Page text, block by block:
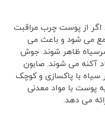
اگر از پوست چرب مراقبت
می شود و باعث می
ظاهر شوند. جوش
آکنه می شوند. صابون
با پاکسازی و کوچک
پوست با مواد معدنی
می دهد.